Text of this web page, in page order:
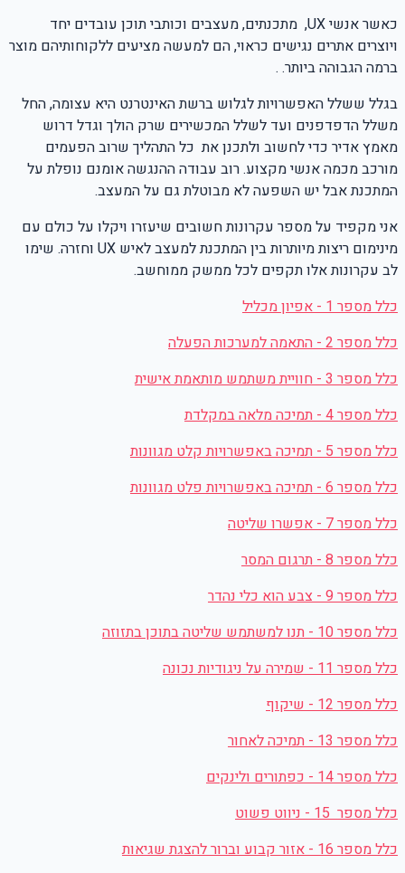
כאשר אנשיUX
, מתכנתים, מעצבים וכותבי תוכן עובדים יחד
ויוצרים אתרים נגישים כראוי, הם למעשה מציעים ללקוחותיהם מוצר
ברמה הגבוהה ביותר. .
בגלל ששלל האפשרויות לגלוש ברשת האינטרנט היא עצומה, החל
משלל הדפדפנים ועד לשלל המכשירים שרק הולך וגדל דרוש
מאמץ אדיר כדי לחשוב ולתכנן את כל התהליך שרוב הפעמים
מורכב מכמה אנשי מקצוע. רוב עבודה ההנגשה אומנם נופלת על
המתכנת אבל יש השפעה לא מבוטלת גם על המעצב.
אני מקפיד על מספר עקרונות חשובים שיעזרו ויקלו על כולם עם
מינימום ריצות מיותרות בין המתכנת למעצב לאיש UX וחזרה. שימו
לב עקרונות אלו תקפים לכל ממשק ממוחשב.
כלל מספר 1 - אפיון מכליל
כלל מספר 2 - התאמה למערכות הפעלה
כלל מספר 3 - חוויית משתמש מותאמת אישית
כלל מספר 4 - תמיכה מלאה במקלדת
כלל מספר 5 - תמיכה באפשרויות קלט מגוונות
כלל מספר 6 - תמיכה באפשרויות פלט מגוונות
כלל מספר 7 - אפשרו שליטה
כלל מספר 8 - תרגום המסר
כלל מספר 9 - צבע הוא כלי נהדר
כלל מספר 10 - תנו למשתמש שליטה בתוכן בתזוזה
כלל מספר 11 - שמירה על ניגודיות נכונה
כלל מספר 12 - שיקוף
כלל מספר 13 - תמיכה לאחור
כלל מספר 14 - כפתורים ולינקים
כלל מספר 15 - ניווט פשוט
כלל מספר 16 - אזור קבוע וברור להצגת שגיאות